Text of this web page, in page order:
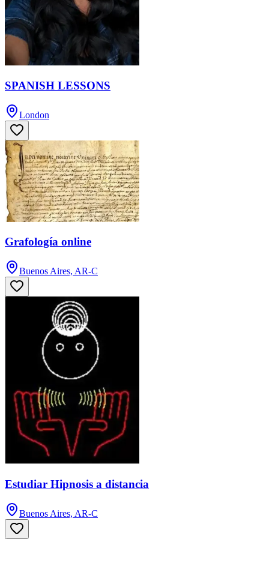
SPANISH LESSONS
London
Grafología online
Buenos Aires, AR-C
Estudiar Hipnosis a distancia
Buenos Aires, AR-C